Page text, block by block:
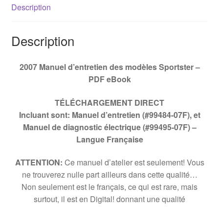
Description
Description
2007 Manuel d’entretien des modèles Sportster –
PDF eBook
TÉLÉCHARGEMENT DIRECT
Incluant sont: Manuel d’entretien (#99484-07F), et
Manuel de diagnostic électrique (#99495-07F) –
Langue Française
ATTENTION: Ce manuel d’atelier est seulement! Vous
ne trouverez nulle part ailleurs dans cette qualité…
Non seulement est le français, ce qui est rare, mais
surtout, il est en Digital! donnant une qualité